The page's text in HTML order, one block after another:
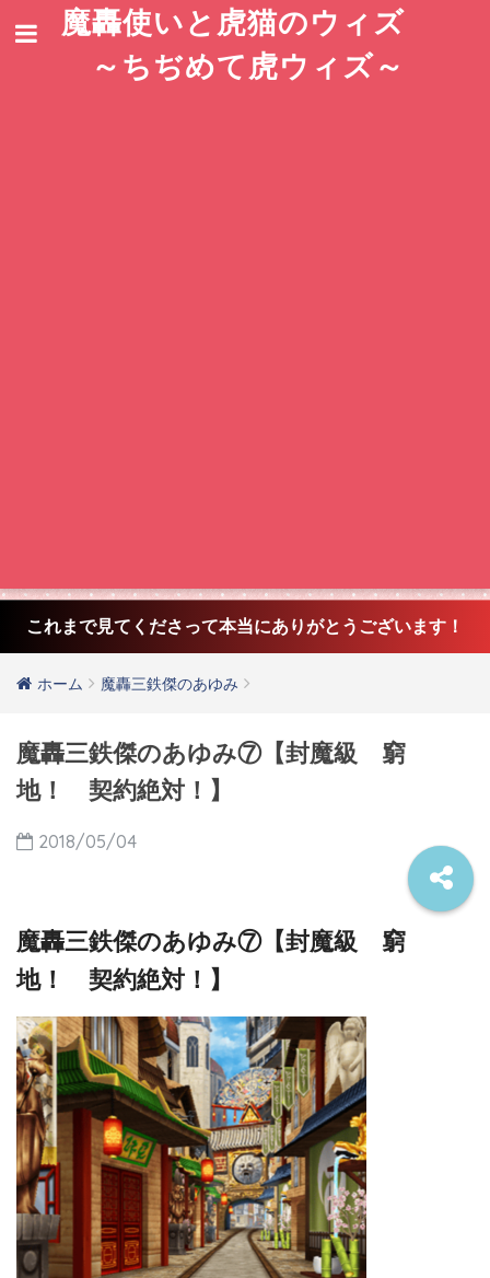
魔轟使いと虎猫のウィズ
～ちぢめて虎ウィズ～
これまで見てくださって本当にありがとうございます！
ホーム 魔轟三鉄傑のあゆみ
魔轟三鉄傑のあゆみ⑦【封魔級 窮
地！ 契約絶対！】
2018/05/04
魔轟三鉄傑のあゆみ⑦【封魔級 窮
地！ 契約絶対！】